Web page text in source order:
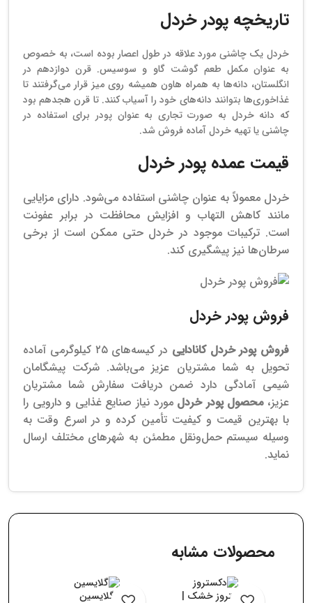
تاریخچه پودر خردل
خردل یک چاشنی مورد علاقه در طول اعصار بوده است، به خصوص
به عنوان مکمل طعم گوشت گاو و سوسیس. قرن دوازدهم در
انگلستان، دانه‌ها به همراه هاون همیشه روی میز قرار می‌گرفتند تا
غذاخوری‌ها بتوانند دانه‌های خود را آسیاب کنند. تا قرن هجدهم بود
که دانه خردل به صورت تجاری به عنوان پودر برای استفاده در
چاشنی یا تهیه خردل آماده فروش شد.
قیمت عمده پودر خردل
خردل معمولاً به عنوان چاشنی استفاده می‌شود. دارای مزایایی
مانند کاهش التهاب و افزایش محافظت در برابر عفونت
است. ترکیبات موجود در خردل حتی ممکن است از برخی
سرطان‌ها نیز پیشگیری کند.
فروش پودر خردل
فروش پودر خردل کانادایی
در کیسه‌های ۲۵ کیلوگرمی آماده
تحویل به شما مشتریان عزیز می‌باشد. شرکت پیشگامان
شیمی آمادگی دارد ضمن دریافت سفارش‌ شما مشتریان
عزیز،محصول پودر خردل مورد نیاز صنایع غذایی و دارویی را
با بهترین قیمت و کیفیت تأمین کرده و در اسرع وقت به
وسیله سیستم حمل‌ونقل مطمئن به شهرهای مختلف ارسال
نماید.
محصولات مشابه
دکستروز خشک |
گلایسین